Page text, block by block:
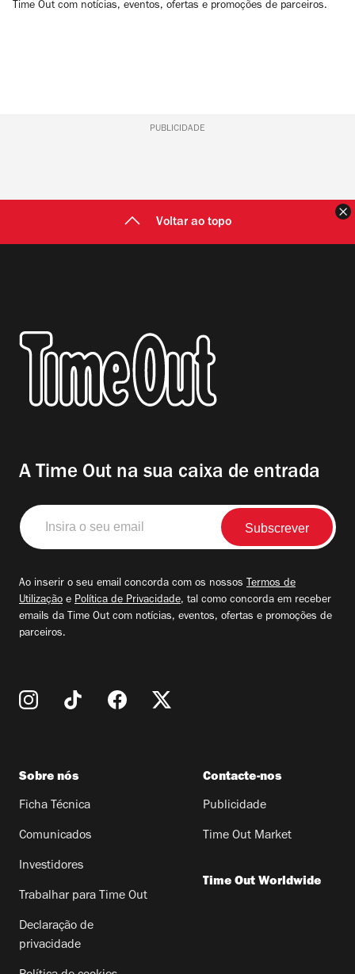
Time Out com notícias, eventos, ofertas e promoções de parceiros.
PUBLICIDADE
Voltar ao topo
A Time Out na sua caixa de entrada
Insira
o
seu
Ao inserir o seu email concorda com os nossos Termos de
Utilização e Política de Privacidade, tal como concorda em receber
emails da Time Out com notícias, eventos, ofertas e promoções de
parceiros.
Sobre nós
Ficha Técnica
Comunicados
Investidores
Trabalhar para Time Out
Declaração de
privacidade
Contacte-nos
Publicidade
Time Out Market
Time Out Worldwide